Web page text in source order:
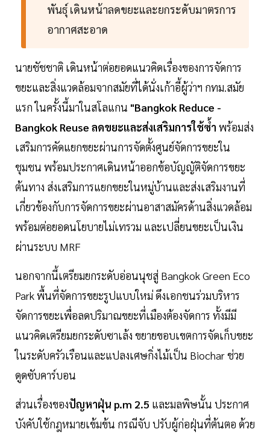
พันธุ์ เดินหน้าลดขยะและยกระดับมาตรการ
อากาศสะอาด
นายชัชชาติ เดินหน้าต่อยอดแนวคิดเรื่องของการจัดการ
ขยะและสิ่งแวดล้อมจากสมัยที่ได้นั่งเก้าอี้ผู้ว่าฯ กทม.สมัย
แรก ในครั้งนี้มาในสโลแกน "Bangkok Reduce -
Bangkok Reuse ลดขยะและส่งเสริมการใช้ซ้ำ พร้อมส่ง
เสริมการคัดแยกขยะผ่านการจัดตั้งศูนย์จัดการขยะใน
ชุมชน พร้อมประกาศเดินหน้าออกข้อบัญญัติจัดการขยะ
ต้นทาง ส่งเสริมการแยกขยะในหมู่บ้านและส่งเสริมงานที่
เกี่ยวข้องกับการจัดการขยะผ่านอาสาสมัครด้านสิ่งแวดล้อม
พร้อมต่อยอดนโยบายไม่เทรวม และเปลี่ยนขยะเป็นเงิน
ผ่านระบบ MRF
นอกจากนี้เตรียมยกระดับอ่อนนุชสู่ Bangkok Green Eco
Park พื้นที่จัดการขยะรูปแบบใหม่ ดึงเอกชนร่วมบริหาร
จัดการขยะเพื่อลดปริมาณขยะที่เมืองต้องจัดการ ทั้งมีมี
แนวคิดเตรียมยกระดับซาเล้ง ขยายขอบเขตการจัดเก็บขยะ
ในระดับครัวเรือนและแปลงเศษกิ่งไม้เป็น Biochar ช่วย
ดูดซับคาร์บอน
ส่วนเรื่องของปัญหาฝุ่น p.m 2.5 และมลพิษนั้น ประกาศ
บังคับใช้กฎหมายเข้มข้น กรณีจับ ปรับผู้ก่อฝุ่นที่ต้นตอ ด้วย